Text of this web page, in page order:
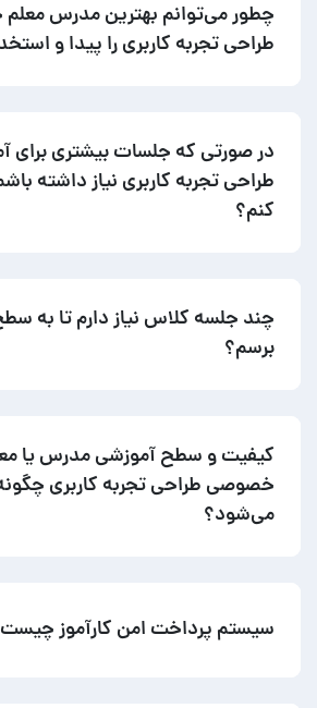
چطور می‌توانم بهترین مدرس
طراحی تجربه کاربری را پیدا و
در صورتی که جلسات بیشتری برای
طراحی تجربه کاربری نیاز داشته
کنم؟
چند جلسه کلاس نیاز دارم تا به
برسم؟
کیفیت و سطح آموزشی مدرس یا
خصوصی طراحی تجربه کاربری
می‌شود؟
سیستم پرداخت امن کارآموز